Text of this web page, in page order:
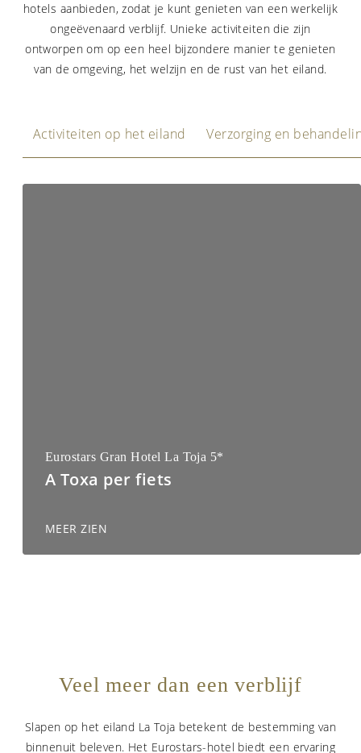
hotels aanbieden, zodat je kunt genieten van een werkelijk
ongeëvenaard verblijf. Unieke activiteiten die zijn
ontworpen om op een heel bijzondere manier te genieten
van de omgeving, het welzijn en de rust van het eiland.
Activiteiten op het eiland Verzorging en
Eurostars Gran Hotel La Toja 5*
A Toxa per fiets
MEER ZIEN
Veel meer dan een verblijf
Slapen op het eiland La Toja betekent de bestemming van
binnenuit beleven. Het Eurostars-hotel biedt een ervaring